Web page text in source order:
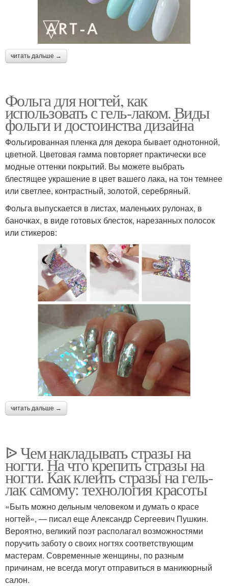
читать дальше →
Фольга для ногтей, как
использовать с гель-лаком. Виды
фольги и достоинства дизайна
Фольгированная пленка для декора бывает однотонной,
цветной. Цветовая гамма повторяет практически все
модные оттенки покрытий. Вы можете выбрать
блестящее украшение в цвет вашего лака, на тон темнее
или светлее, контрастный, золотой, серебряный.
Фольга выпускается в листах, маленьких рулонах, в
баночках, в виде готовых блесток, нарезанных полосок
или стикеров:
читать дальше →
ᐉ Чем накладывать стразы на
ногти. На что крепить стразы на
ногти. Как клеить стразы на гель-
лак самому: технология красоты
«Быть можно дельным человеком и думать о красе
ногтей», — писал еще Александр Сергеевич Пушкин.
Вероятно, великий поэт располагал возможностями
поручить заботу о своих ногтях соответствующим
мастерам. Современные женщины, по разным
причинам, не всегда могут отправиться в маникюрный
салон.